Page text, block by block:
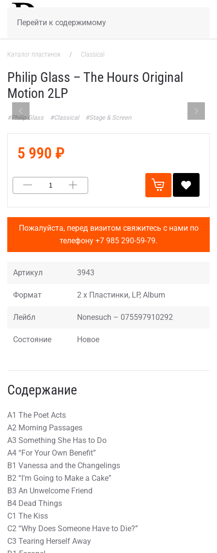
Перейти к содержимому
Каталог пластинок Classical
Philip Glass – The Hours Original
Motion 2LP
#Philip Glass #Classical #Stage & Screen
5 990 ₽
Пожалуйста, перед визитом свяжитесь с нами по
телефону +7 985 290-59-79.
Артикул 3943
Формат 2 x Пластинки, LP, Album
Лейбл Nonesuch – 075597910292
Состояние Новое
Содержание
A1 The Poet Acts
A2 Morning Passages
A3 Something She Has to Do
A4 “For Your Own Benefit”
B1 Vanessa and the Changelings
B2 “I’m Going to Make a Cake”
B3 An Unwelcome Friend
B4 Dead Things
C1 The Kiss
C2 “Why Does Someone Have to Die?”
C3 Tearing Herself Away